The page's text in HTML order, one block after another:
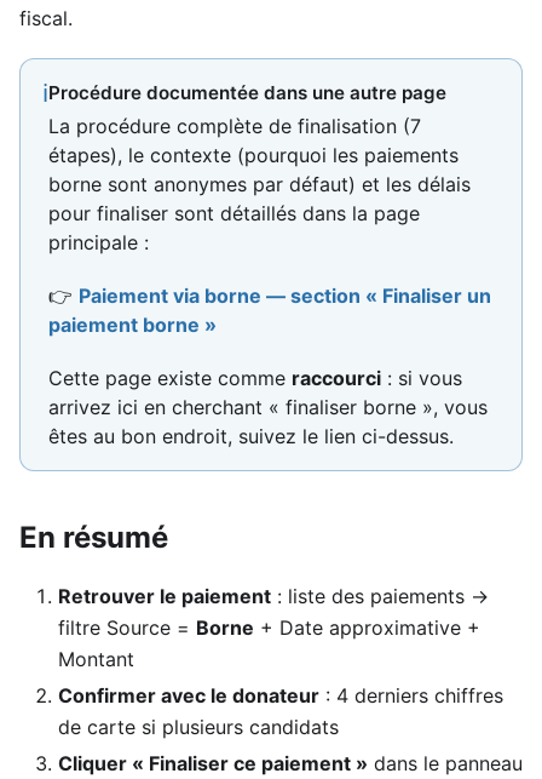
fiscal.
ℹProcédure documentée dans une autre page
La procédure complète de finalisation (7
étapes), le contexte (pourquoi les paiements
borne sont anonymes par défaut) et les délais
pour finaliser sont détaillés dans la page
principale :
👉 Paiement via borne — section « Finaliser un
paiement borne »
Cette page existe comme raccourci : si vous
arrivez ici en cherchant « finaliser borne », vous
êtes au bon endroit, suivez le lien ci-dessus.
En résumé
Retrouver le paiement : liste des paiements →
filtre Source = Borne + Date approximative +
Montant
Confirmer avec le donateur : 4 derniers chiffres
de carte si plusieurs candidats
Cliquer « Finaliser ce paiement » dans le panneau